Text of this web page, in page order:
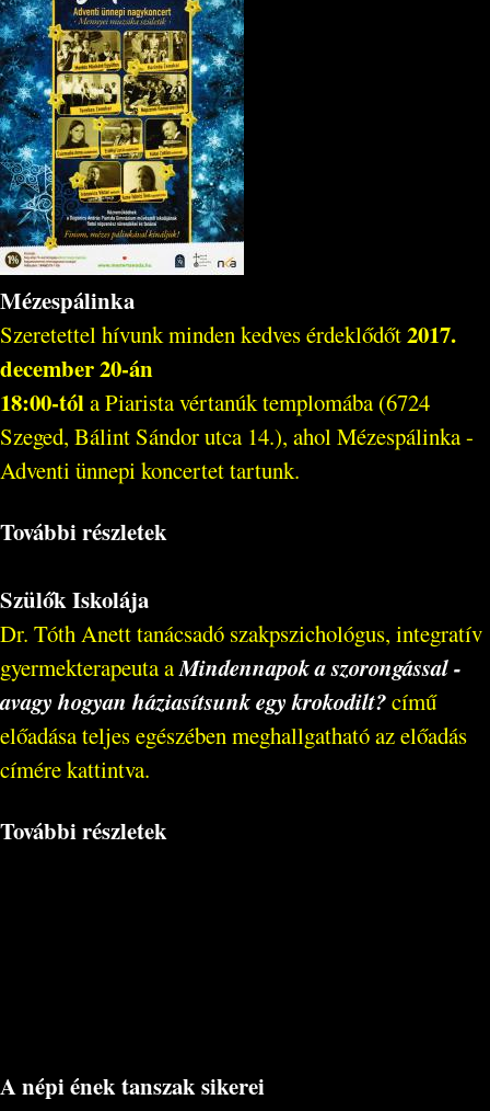
Mézespálinka
Szeretettel hívunk minden kedves érdeklődőt2017.
december 20-án
18:00-tóla Piarista vértanúk templomába (6724
Szeged, Bálint Sándor utca 14.), ahol Mézespálinka -
Adventi ünnepi koncertet tartunk.
További részletek
Szülők Iskolája
Dr. Tóth Anett tanácsadó szakpszichológus, integratív
gyermekterapeuta aMindennapok a szorongással -
avagy hogyan háziasítsunk egy krokodilt?című
előadása teljes egészében meghallgatható az előadás
címére kattintva.
További részletek
A népi ének tanszak sikerei